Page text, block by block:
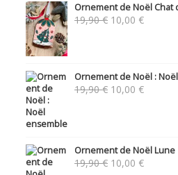
Ornement de Noël Chat
19,90€ Le
19,90 €.
10,00 €Le
10,00 €.
Ornement de Noël :
19,90€ Le
10,00 €Le
Ornement de Noël Lune
19,90€ Le
10,00 €Le